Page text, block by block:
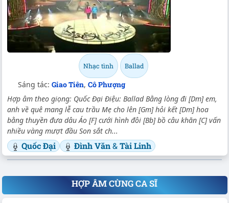
Nhạc tình Ballad
Sáng tác: Giao Tiên, Cô Phượng
Hợp âm theo giọng: Quốc Đại Điệu: Ballad Bằng lòng đi [Dm] em,
anh về quê mang lễ cau trầu Mẹ cho lên [Gm] hỏi kết [Dm] hoa
bằng thuyền đưa dâu Áo [F] cưới hình đôi [Bb] bồ câu khăn [C] vấn
nhiều vàng mượt đầu Son sắt ch...
Quốc Đại Đình Văn&Tài Linh
HỢP ÂM CÙNG CA SĨ